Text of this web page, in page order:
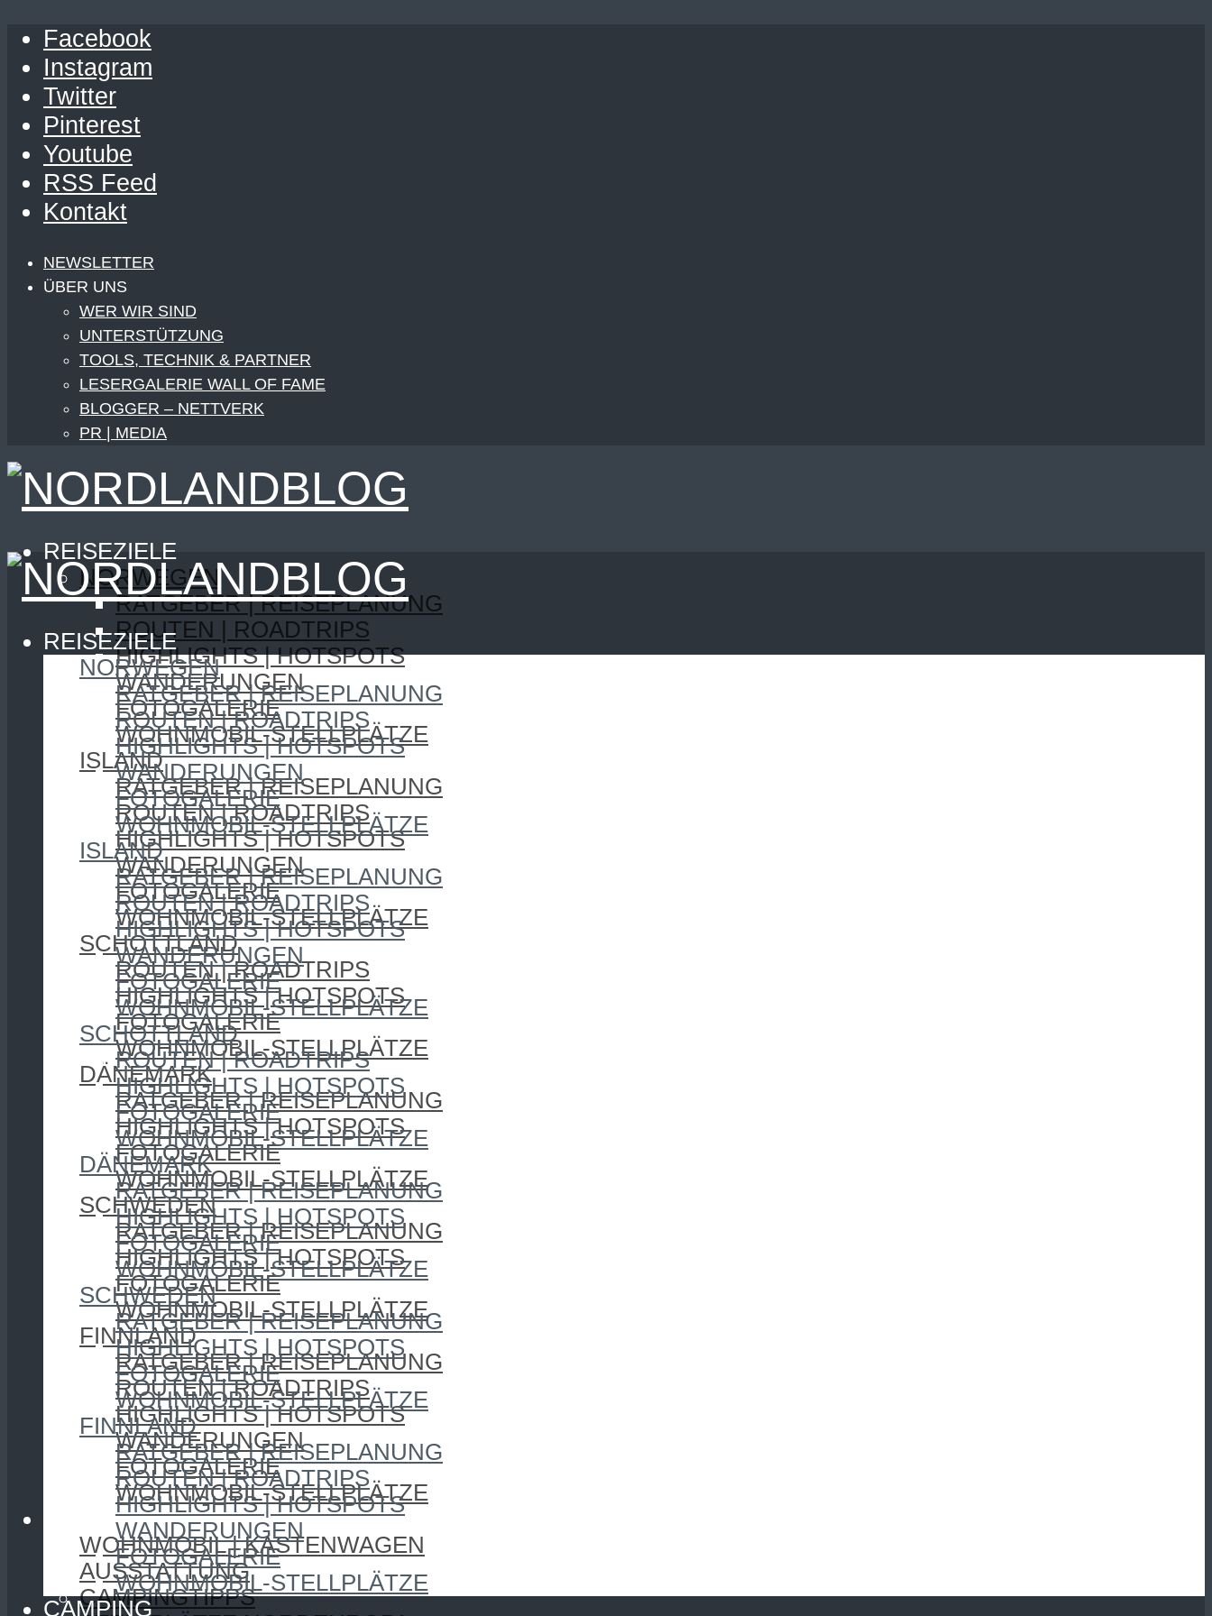
Facebook
Instagram
Twitter
Pinterest
Youtube
RSS Feed
Kontakt
NEWSLETTER
ÜBER UNS
WER WIR SIND
UNTERSTÜTZUNG
TOOLS, TECHNIK & PARTNER
LESERGALERIE WALL OF FAME
BLOGGER – NETTVERK
PR | MEDIA
REISEZIELE
NORWEGEN
RATGEBER | REISEPLANUNG
ROUTEN | ROADTRIPS
HIGHLIGHTS | HOTSPOTS
WANDERUNGEN
FOTOGALERIE
WOHNMOBIL-STELLPLÄTZE
ISLAND
RATGEBER | REISEPLANUNG
ROUTEN | ROADTRIPS
HIGHLIGHTS | HOTSPOTS
WANDERUNGEN
FOTOGALERIE
WOHNMOBIL-STELLPLÄTZE
SCHOTTLAND
ROUTEN | ROADTRIPS
HIGHLIGHTS | HOTSPOTS
FOTOGALERIE
WOHNMOBIL-STELLPLÄTZE
DÄNEMARK
RATGEBER | REISEPLANUNG
HIGHLIGHTS | HOTSPOTS
FOTOGALERIE
WOHNMOBIL-STELLPLÄTZE
SCHWEDEN
RATGEBER | REISEPLANUNG
HIGHLIGHTS | HOTSPOTS
FOTOGALERIE
WOHNMOBIL-STELLPLÄTZE
FINNLAND
RATGEBER | REISEPLANUNG
ROUTEN | ROADTRIPS
HIGHLIGHTS | HOTSPOTS
WANDERUNGEN
FOTOGALERIE
WOHNMOBIL-STELLPLÄTZE
CAMPING
WOHNMOBIL | KASTENWAGEN
AUSSTATTUNG
CAMPINGTIPPS
REISEZIELE
NORWEGEN
RATGEBER | REISEPLANUNG
ROUTEN | ROADTRIPS
HIGHLIGHTS | HOTSPOTS
WANDERUNGEN
FOTOGALERIE
WOHNMOBIL-STELLPLÄTZE
ISLAND
RATGEBER | REISEPLANUNG
ROUTEN | ROADTRIPS
HIGHLIGHTS | HOTSPOTS
WANDERUNGEN
FOTOGALERIE
WOHNMOBIL-STELLPLÄTZE
SCHOTTLAND
ROUTEN | ROADTRIPS
HIGHLIGHTS | HOTSPOTS
FOTOGALERIE
WOHNMOBIL-STELLPLÄTZE
DÄNEMARK
RATGEBER | REISEPLANUNG
HIGHLIGHTS | HOTSPOTS
FOTOGALERIE
WOHNMOBIL-STELLPLÄTZE
SCHWEDEN
RATGEBER | REISEPLANUNG
HIGHLIGHTS | HOTSPOTS
FOTOGALERIE
WOHNMOBIL-STELLPLÄTZE
FINNLAND
RATGEBER | REISEPLANUNG
ROUTEN | ROADTRIPS
HIGHLIGHTS | HOTSPOTS
WANDERUNGEN
FOTOGALERIE
WOHNMOBIL-STELLPLÄTZE
CAMPING